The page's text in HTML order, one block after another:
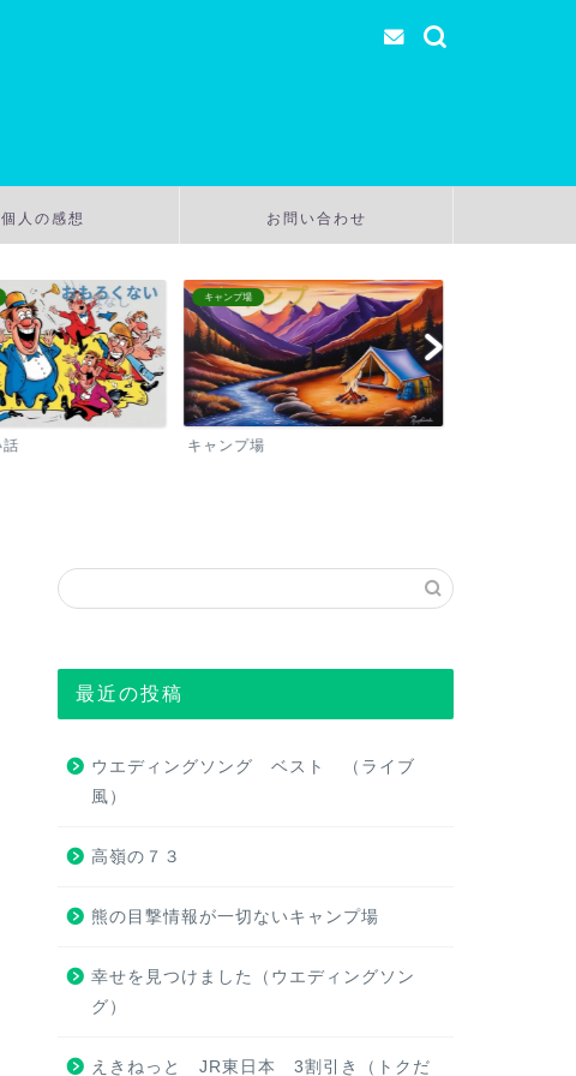
個人の感想 お問い合わせ
子育て談
子育て談
最近の投稿
ウエディングソング ベスト （ライブ
風）
高嶺の７３
熊の目撃情報が一切ないキャンプ場
幸せを見つけました（ウエディングソン
グ）
えきねっと JR東日本 3割引き（トクだ